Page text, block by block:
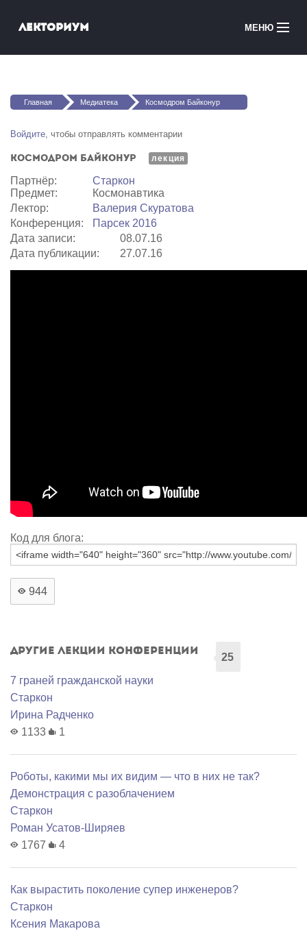
Лекториум МЕНЮ
Медиатека
Вы здесь
Главная Медиатека Космодром Байконур
Войдите, чтобы отправлять комментарии
Космодром Байконур лекция
Партнёр:
Старкон
Предмет:
Космонавтика
Лектор:
Валерия Скуратова
Конференция:
Парсек 2016
Дата записи:
08.07.16
Дата публикации:
27.07.16
Код для блога:
944
Другие лекции конференции
25
7 граней гражданской науки
Старкон
Ирина Радченко
1133
1
Роботы, какими мы их видим — что в них не так?
Демонстрация с разоблачением
Старкон
Роман Усатов-Ширяев
1767
4
Как вырастить поколение супер инженеров?
Старкон
Ксения Макарова